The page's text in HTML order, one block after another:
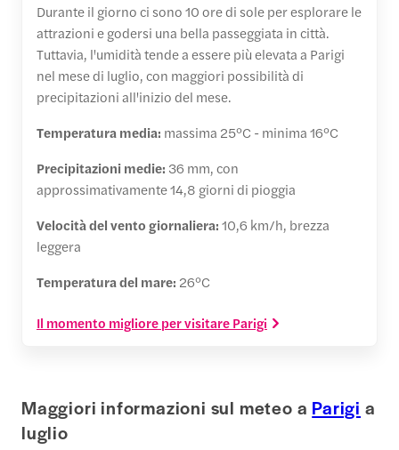
Durante il giorno ci sono 10 ore di sole per esplorare le
attrazioni e godersi una bella passeggiata in città.
Tuttavia, l'umidità tende a essere più elevata a Parigi
nel mese di luglio, con maggiori possibilità di
precipitazioni all'inizio del mese.
Temperatura media: massima 25°C - minima 16°C
Precipitazioni medie: 36 mm, con
approssimativamente 14,8 giorni di pioggia
Velocità del vento giornaliera:10,6 km/h, brezza
leggera
Temperatura del mare: 26°C
Il momento migliore per visitare Parigi
Maggiori informazioni sul meteo a Parigi a
luglio